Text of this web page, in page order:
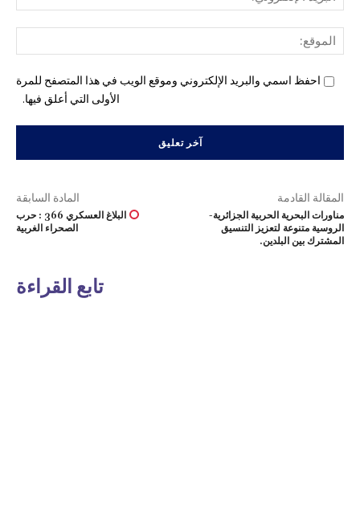
احفظ اسمي والبريد الإلكتروني وموقع الويب في هذا المتصفح للمرة
الأولى التي أعلق فيها.
المادة السابقة
البلاغ العسكري 366 : حرب
الصحراء الغربية
المقالة القادمة
مناورات البحرية الحربية الجزائرية-
الروسية متنوعة لتعزيز التنسيق
المشترك بين البلدين.
تابع القراءة